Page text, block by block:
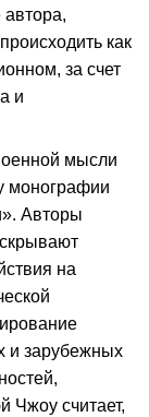
автора,
как
за счет
и
мысли
монографии
Авторы
на
и зарубежных
Чжоу считает,